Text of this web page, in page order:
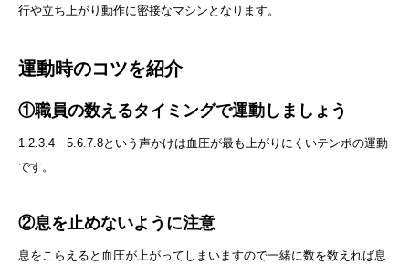
行や立ち上がり動作に密接なマシンとなります。
運動時のコツを紹介
①職員の数えるタイミングで運動しましょう
1.2.3.4 5.6.7.8という声かけは血圧が最も上がりにくいテンポの運動
です。
②息を止めないように注意
息をこらえると血圧が上がってしまいますので一緒に数を数えれば息